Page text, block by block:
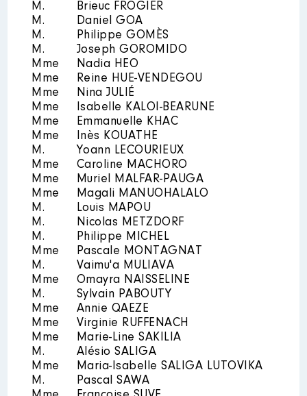
M.
Brieuc FROGIER
M.
Daniel GOA
M.
Philippe GOMÈS
M.
Joseph GOROMIDO
Mme
Nadia HEO
Mme
Reine HUE-VENDEGOU
Mme
Nina JULIÉ
Mme
Isabelle KALOI-BEARUNE
Mme
Emmanuelle KHAC
Mme
Inès KOUATHE
M.
Yoann LECOURIEUX
Mme
Caroline MACHORO
Mme
Muriel MALFAR-PAUGA
Mme
Magali MANUOHALALO
M.
Louis MAPOU
M.
Nicolas METZDORF
M.
Philippe MICHEL
Mme
Pascale MONTAGNAT
M.
Vaimu'a MULIAVA
Mme
Omayra NAISSELINE
M.
Sylvain PABOUTY
Mme
Annie QAEZE
Mme
Virginie RUFFENACH
Mme
Marie-Line SAKILIA
M.
Alésio SALIGA
Mme
Maria-Isabelle SALIGA LUTOVIKA
M.
Pascal SAWA